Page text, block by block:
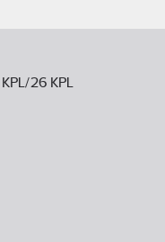
KPL/26 KPL